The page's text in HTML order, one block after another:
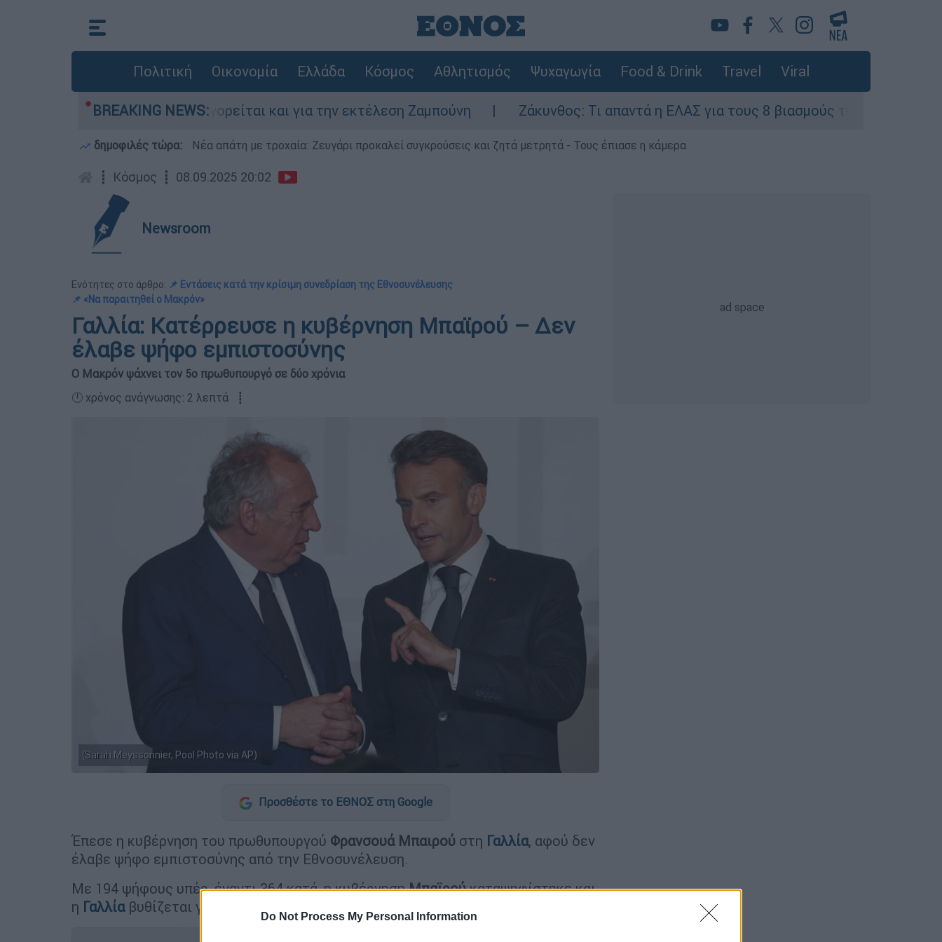
Do Not Process My Personal Information
Πολιτική Οικονομία Ελλάδα Κόσμος Αθλητισμός Ψυχαγωγία Food & Drink Travel Viral
BREAKING NEWS:
Ελλάδα - Κατηγορείται και για την εκτέλεση Ζαμπούνη Ζάκυνθος: Τι απαντά η ΕΛΑΣ για τους 8 βιασμούς τουριστριών - «Μόνο 3
δημοφιλές τώρα: Νέα απάτη με τροχαία: Ζευγάρι προκαλεί συγκρούσεις και ζητά μετρητά - Τους έπιασε η κάμερα
┋ Κόσμος ┋ 08.09.2025 20:02
Newsroom
Ενότητες στο άρθρο: 📌 Εντάσεις κατά την κρίσιμη συνεδρίαση της Εθνοσυνέλευσης
📌 «Να παραιτηθεί ο Μακρόν»
Γαλλία: Κατέρρευσε η κυβέρνηση Μπαϊρού – Δεν
έλαβε ψήφο εμπιστοσύνης
Ο Μακρόν ψάχνει τον 5ο πρωθυπουργό σε δύο χρόνια
🕛 χρόνος ανάγνωσης: 2 λεπτά ┋
(Sarah Meyssonnier, Pool Photo via AP)
Προσθέστε το ΕΘΝΟΣ στη Google
Έπεσε η κυβέρνηση του πρωθυπουργού Φρανσουά Μπαιρού στη Γαλλία, αφού δεν
έλαβε ψήφο εμπιστοσύνης από την Εθνοσυνέλευση.
Με 194 ψήφους υπέρ, έναντι 364 κατά, η κυβέρνησηΜπαϊρούκαταψηφίστηκε και
η Γαλλία βυθίζεται για ακόμη μια φορά στη δίνη πολιτικής κρίσης.